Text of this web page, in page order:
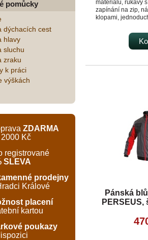
pomůcky
dýchacích cest
hlavy
sluchu
zraku
k práci
výškách
ZDARMA
Kč
registrované
SLEVA
prodejny
Králové
placení
kartou
poukazy
materiálu, rukávy
zapínání na zip,
klopami,
nejen v letním
celoročně ve
Doporučené
Pánská
PERSEUS,